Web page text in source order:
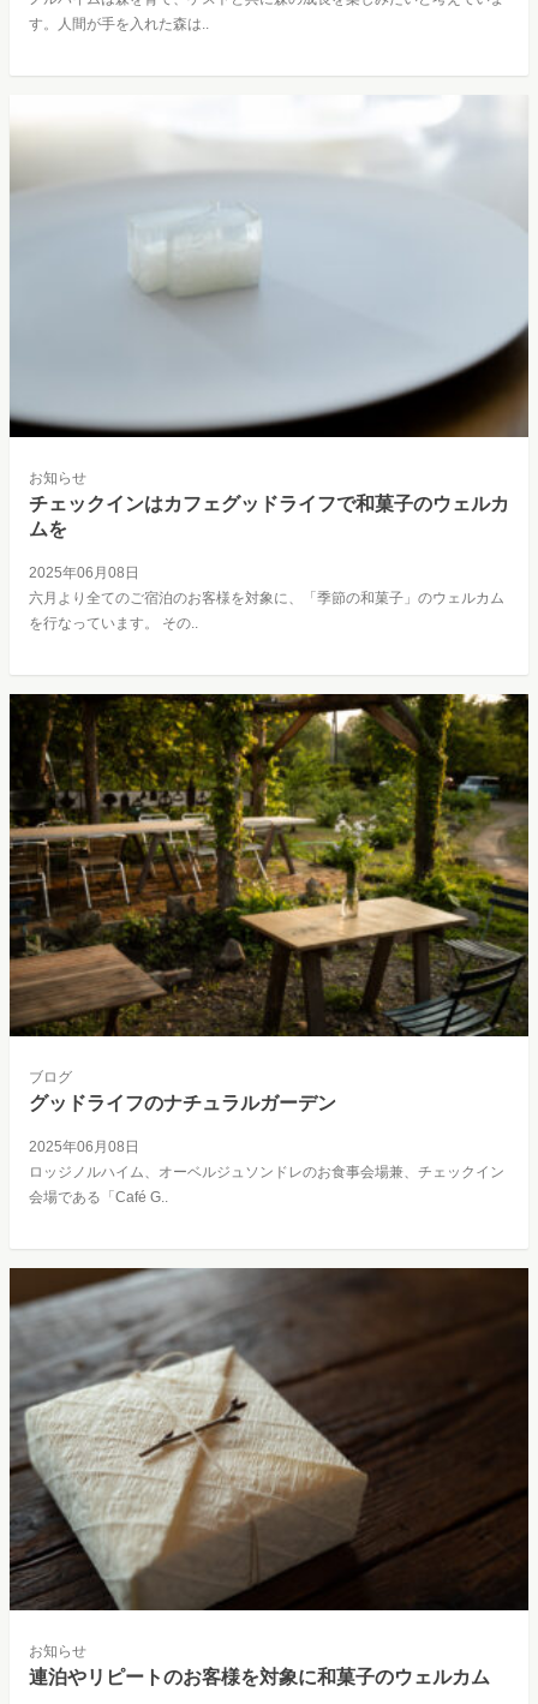
す。人間が手を入れた森は..
お知らせ
チェックインはカフェグッドライフで和菓子のウェルカ
ムを
2025年06月08日
六月より全てのご宿泊のお客様を対象に、「季節の和菓子」のウェルカム
を行なっています。 その..
ブログ
グッドライフのナチュラルガーデン
2025年06月08日
ロッジノルハイム、オーベルジュソンドレのお食事会場兼、チェックイン
会場である「Café G..
お知らせ
連泊やリピートのお客様を対象に和菓子のウェルカム